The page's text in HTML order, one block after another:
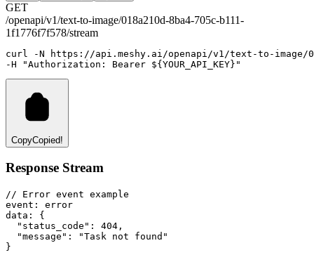
GET
/openapi/v1/text-to-image/018a210d-8ba4-705c-b111-
1f1776f7f578/stream
curl -N
https://api.meshy.ai/openapi/v1/text-to-image/
-H
"Authorization: Bearer ${YOUR_API_KEY}"
CopyCopied!
Response Stream
// Error event example
event: error
data: {
  "status_code": 404,
  "message": "Task not found"
}